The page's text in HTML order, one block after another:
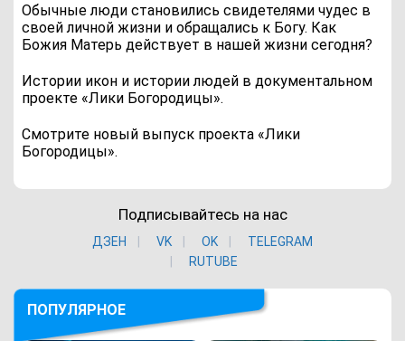
Обычные люди становились свидетелями чудес в
своей личной жизни и обращались к Богу. Как
Божия Матерь действует в нашей жизни сегодня?
Истории икон и истории людей в документальном
проекте «Лики Богородицы».
Смотрите новый выпуск проекта «Лики
Богородицы».
Подписывайтесь на нас
ДЗЕН VK ОK
TELEGRAM
RUTUBE
ПОПУЛЯРНОЕ